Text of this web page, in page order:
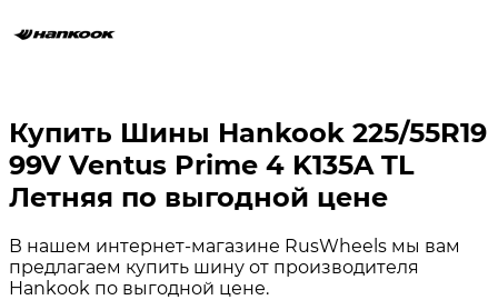
Купить Шины Hankook 225/55R19
99V Ventus Prime 4 K135A TL
Летняя по выгодной цене
В нашем интернет-магазине RusWheels мы вам
предлагаем купить шину от производителя
Hankook по выгодной цене.